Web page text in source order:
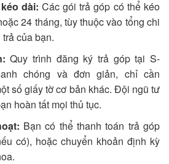
dài: Các gói trả góp có thể kéo
24 tháng, tùy thuộc vào tổng chi
của bạn.
Quy trình đăng ký trả góp tại S-
chóng và đơn giản, chỉ cần
số giấy tờ cơ bản khác. Đội ngũ tư
hoàn tất mọi thủ tục.
Bạn có thể thanh toán trả góp
có), hoặc chuyển khoản định kỳ